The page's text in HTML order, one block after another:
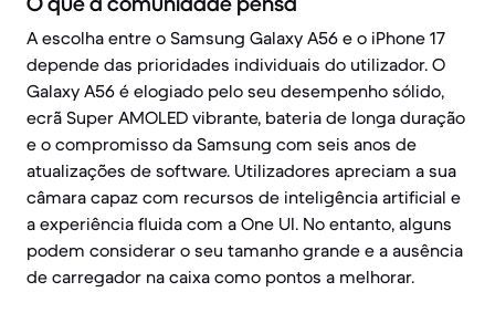
A escolha entre o Samsung Galaxy A56 e o iPhone 17
depende das prioridades individuais do utilizador. O
Galaxy A56 é elogiado pelo seu desempenho sólido,
ecrã Super AMOLED vibrante, bateria de longa duração
e o compromisso da Samsung com seis anos de
atualizações de software. Utilizadores apreciam a sua
câmara capaz com recursos de inteligência artificial e
a experiência fluida com a One UI. No entanto, alguns
podem considerar o seu tamanho grande e a ausência
de carregador na caixa como pontos a melhorar.